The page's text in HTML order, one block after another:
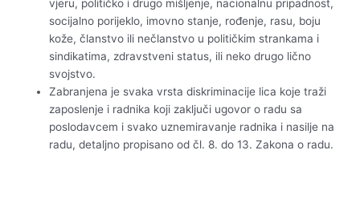
vjeru, političko i drugo mišljenje, nacionalnu pripadnost,
socijalno porijeklo, imovno stanje, rođenje, rasu, boju
kože, članstvo ili nečlanstvo u političkim strankama i
sindikatima, zdravstveni status, ili neko drugo lično
svojstvo.
Zabranjena je svaka vrsta diskriminacije lica koje traži
zaposlenje i radnika koji zaključi ugovor o radu sa
poslodavcem i svako uznemiravanje radnika i nasilje na
radu, detaljno propisano od čl. 8. do 13. Zakona o radu.